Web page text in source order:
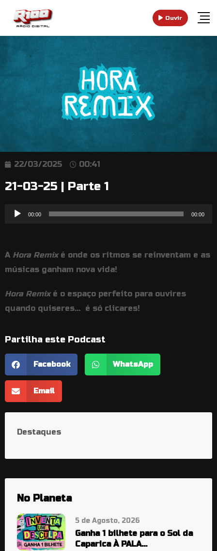
Ouvir
22/03/2025 00:41
21-03-25 | Parte 1
Reprodutor
00:00 00:00
A Hora Remixé onde os ritmos se reinventam e as
músicas ganham nova vida!
Hora Remixé o espaço perfeito para ouvires
quando quiseres… é só clicares!
Partilha este Podcast
Facebook WhatsApp
Email
Destaques
No Planeta
5 de Agosto, 2026
Ganha 1 bilhete para o Sol da
Caparica À PALA…